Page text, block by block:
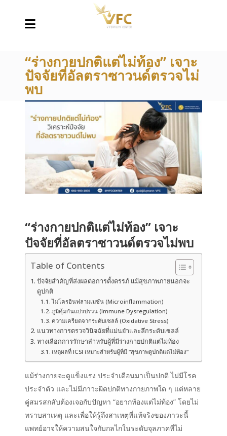
“ร่างกายปกติแต่ไม่ท้อง” เจาะ
ปัจจัยที่อัลตราซาวนด์ตรวจไม่
พบ
“ร่างกายปกติแต่ไม่ท้อง” เจาะ
ปัจจัยที่อัลตราซาวนด์ตรวจไม่พบ
Table of Contents
ปัจจัยสำคัญที่ส่งผลต่อการตั้งครรภ์ แม้สุขภาพภายนอกจะ
ดูปกติ
ไมโครอินฟลามเมชัน (Microinflammation)
ภูมิคุ้มกันแปรปรวน (Immune Dysregulation)
ความเครียดจากระดับเซลล์ (Oxidative Stress)
แนวทางการตรวจวินิจฉัยที่แม่นยำและลึกระดับเซลล์
ทางเลือกการรักษาสำหรับผู้ที่มีร่างกายปกติแต่ไม่ท้อง
เหตุผลที่ ICSI เหมาะสำหรับผู้ที่มี “สุขภาพดูปกติแต่ไม่ท้อง”
แม้ร่างกายจะดูแข็งแรง ประจำเดือนมาเป็นปกติ ไม่มีโรค
ประจำตัว และไม่มีภาวะผิดปกติทางกายภาพใด ๆ แต่หลาย
คู่สมรสกลับต้องเจอกับปัญหา “อยากท้องแต่ไม่ท้อง” โดยไม่
ทราบสาเหตุ และเพื่อให้รู้ถึงสาเหตุที่แท้จริงของภาวะนี้
แพทย์อาจให้ความสนใจกับกลไกในระดับจุลภาคที่ไม่